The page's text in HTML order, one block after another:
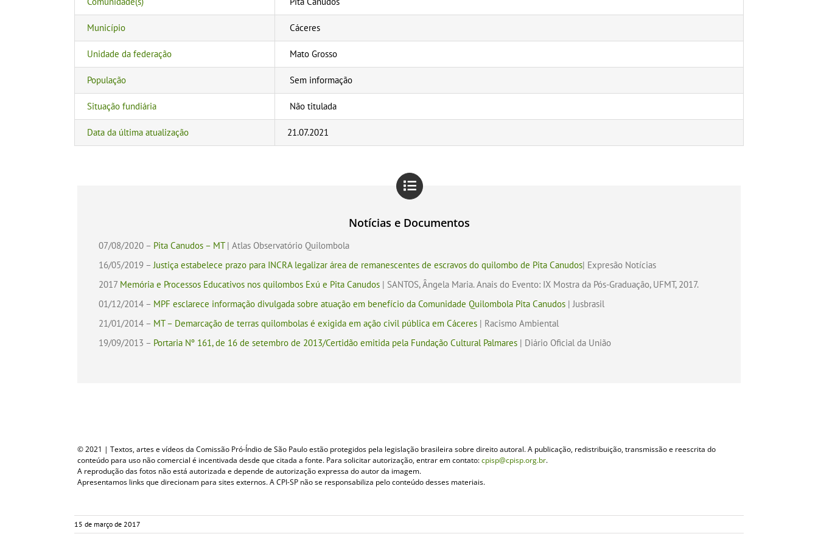
Município Cáceres
Unidade da federação Mato Grosso
População Sem informação
Situação fundiária Não titulada
Data da última atualização 21.07.2021
Notícias e Documentos
07/08/2020 – Pita Canudos – MT| Atlas Observatório Quilombola
16/05/2019 –Justiça estabelece prazo para INCRA legalizar área de remanescentes de escravos do quilombo de Pita Canudos| Expresão Notícias
2017 Memória e Processos Educativos nos quilombos Exú e Pita Canudos | SANTOS, Ângela Maria. Anais do Evento: IX Mostra da Pós-Graduação, UFMT, 2017.
01/12/2014 – MPF esclarece informação divulgada sobre atuação em benefício da Comunidade Quilombola Pita Canudos | Jusbrasil
21/01/2014 – MT – Demarcação de terras quilombolas é exigida em ação civil pública em Cáceres | Racismo Ambiental
19/09/2013 – Portaria Nº 161, de 16 de setembro de 2013/Certidão emitida pela Fundação Cultural Palmares | Diário Oficial da União
© 2021 | Textos, artes e vídeos da Comissão Pró-Índio de São Paulo estão protegidos pela legislação brasileira sobre direito autoral. A publicação, redistribuição, transmissão e reescrita do
conteúdo para uso não comercial é incentivada desde que citada a fonte. Para solicitar autorização, entrar em contato:cpisp@cpisp.org.br.
A reprodução das fotos não está autorizada e depende de autorização expressa do autor da imagem.
Apresentamos links que direcionam para sites externos. A CPI-SP não se responsabiliza pelo conteúdo desses materiais.
15 de março de 2017